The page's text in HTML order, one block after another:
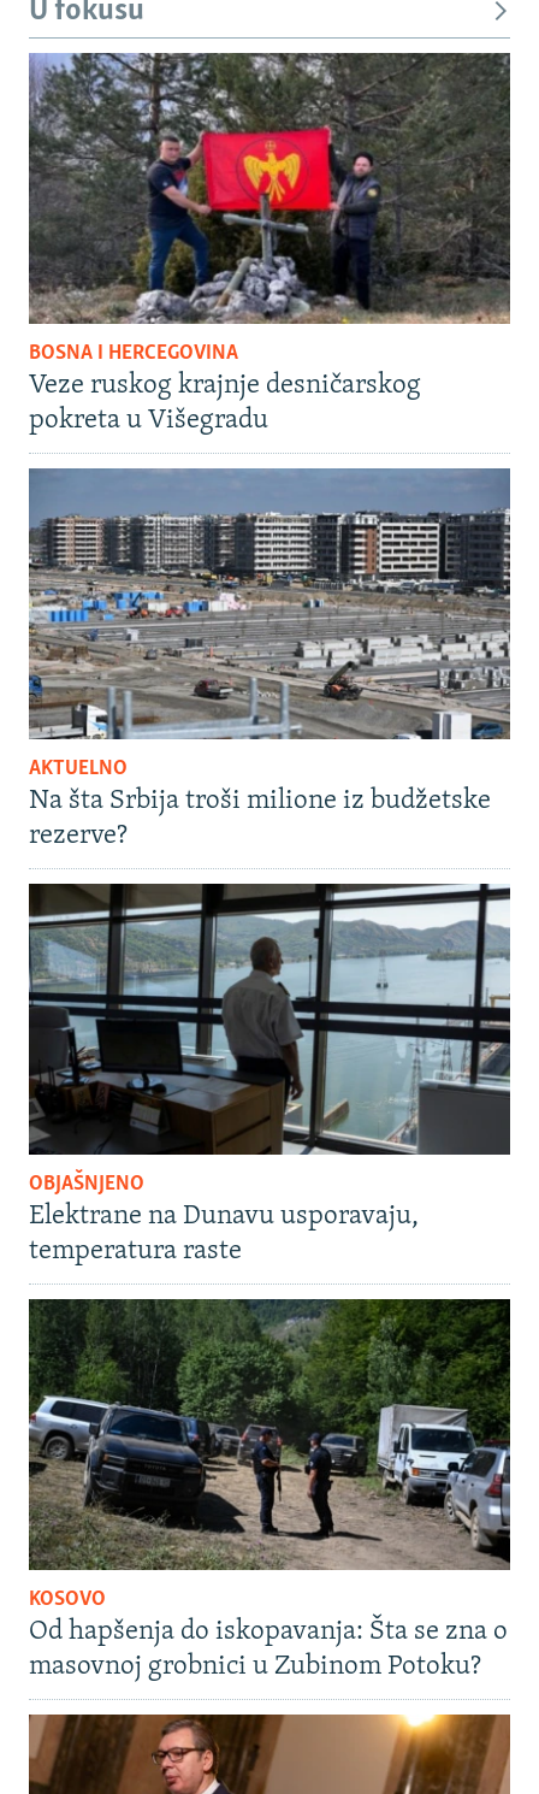
U fokusu
BOSNA I HERCEGOVINA
Veze ruskog krajnje desničarskog
pokreta u Višegradu
AKTUELNO
Na šta Srbija troši milione iz budžetske
rezerve?
OBJAŠNJENO
Elektrane na Dunavu usporavaju,
temperatura raste
KOSOVO
Od hapšenja do iskopavanja: Šta se zna o
masovnoj grobnici u Zubinom Potoku?